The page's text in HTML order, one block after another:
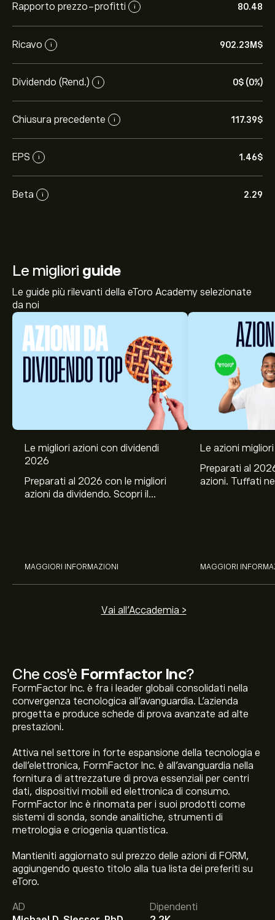
Rapporto prezzo-profitti i 80.48
Ricavo i 902.23M‎$‎
Dividendo (Rend.) i 0‎$‎ (0%)
Chiusura precedente i 117.39‎$‎
EPS i 1.46‎$‎
Beta i 2.29
Che cos'è Formfactor Inc?
FormFactor Inc. è fra i leader globali consolidati nella
convergenza tecnologica all'avanguardia. L'azienda
progetta e produce schede di prova avanzate ad alte
prestazioni.
Attiva nel settore in forte espansione della tecnologia e
dell'elettronica, FormFactor Inc. è all'avanguardia nella
fornitura di attrezzature di prova essenziali per centri
dati, dispositivi mobili ed elettronica di consumo.
FormFactor Inc è rinomata per i suoi prodotti come
sistemi di sonda, sonde analitiche, strumenti di
metrologia e criogenia quantistica.
Mantieniti aggiornato sul prezzo delle azioni di FORM,
aggiungendo questo titolo alla tua lista dei preferiti su
eToro.
AD
Dipendenti
Le migliori guide
Le guide più rilevanti della eToro Academy selezionate
da noi
Le migliori azioni con dividendi
2026
Preparati al 2026 con le migliori
azioni da dividendo. Scopri il
MAGGIORI INFORMAZIONI
Le azioni
Preparati al
azioni. Tuffati
MAGGIORI
Vai all'Accademia >
Il prezzo attuale delle azioni FORM è di 117.39‎$‎.